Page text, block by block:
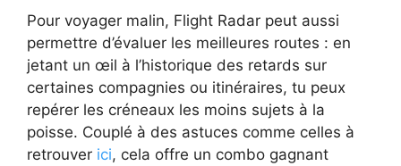
Pour voyager malin, Flight Radar peut aussi
permettre d’évaluer les meilleures routes : en
jetant un œil à l’historique des retards sur
certaines compagnies ou itinéraires, tu peux
repérer les créneaux les moins sujets à la
poisse. Couplé à des astuces comme celles à
retrouver ici, cela offre un combo gagnant